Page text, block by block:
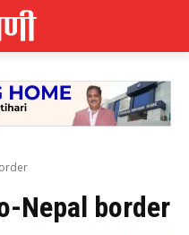
Nepal border